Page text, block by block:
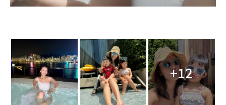
+12